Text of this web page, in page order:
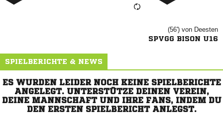
(56')  
SPVGG BISON U16
SPIELBERICHTE & NEWS
ES WURDEN LEIDER NOCH KEINE SPIELBERICHTE
ANGELEGT. UNTERSTÜTZE DEINEN VEREIN,
DEINE MANNSCHAFT UND IHRE FANS, INDEM DU
DEN ERSTEN SPIELBERICHT ANLEGST.